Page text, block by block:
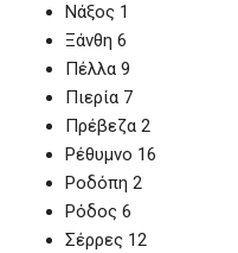
Νάξος 1
Ξάνθη 6
Πέλλα 9
Πιερία 7
Πρέβεζα 2
Ρέθυμνο 16
Ροδόπη 2
Ρόδος 6
Σέρρες 12